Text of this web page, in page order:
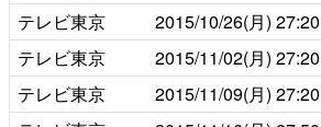
テレビ東京 2015/10/26(月) 27:20
テレビ東京 2015/11/02(月) 27:20
テレビ東京 2015/11/09(月) 27:20